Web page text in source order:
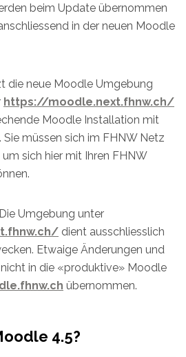
beim Update übernommen
in der neuen Moodle
die neue Moodle Umgebung
https://moodle.next.fhnw.ch/
Moodle Installation mit
Sie müssen sich im FHNW Netz
sich hier mit Ihren FHNW
Die Umgebung unter
dient ausschliesslich
Etwaige Änderungen und
in die «produktive» Moodle
übernommen.
4.5?